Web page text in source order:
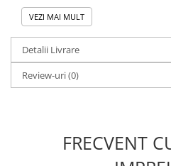
DIET vă poate ajuta câinele să se
Cum ajută:
•Ajută la menținerea cartilajelor
S+OXSHIELD: Creată pentru a
VEZI MAI MULT
Detalii Livrare
Review-uri(0)
FRECVENT